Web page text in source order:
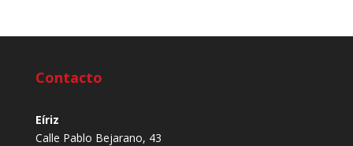
Contacto
Eíriz
Calle Pablo Bejarano, 43